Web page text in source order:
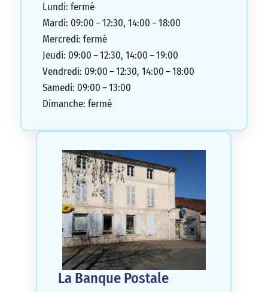
Lundi: fermé
Mardi: 09:00 – 12:30, 14:00 – 18:00
Mercredi: fermé
Jeudi: 09:00 – 12:30, 14:00 – 19:00
Vendredi: 09:00 – 12:30, 14:00 – 18:00
Samedi: 09:00 – 13:00
Dimanche: fermé
La Banque Postale